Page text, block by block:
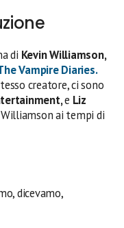
di Kevin Williamson,
Vampire Diaries.
creatore, ci sono
e Liz
ai tempi di
dicevamo,